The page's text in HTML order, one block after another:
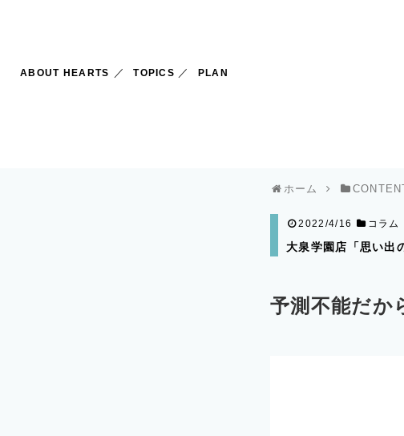
ABOUT HEARTS TOPICS PLAN
ホーム
2022/4/16 コラム
大泉学園店「思い出
予測不能だか